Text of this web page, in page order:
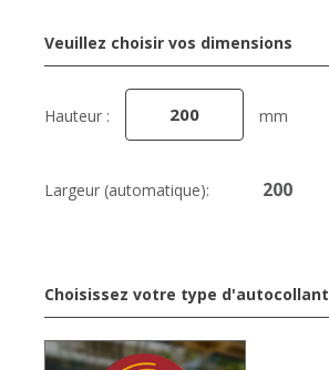
Veuillez choisir vos dimensions
Hauteur : mm
Largeur (automatique):
Choisissez votre type d'autocollant